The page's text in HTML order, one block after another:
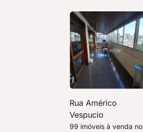
Rua Américo
Vespucio
99 imóveis à venda no